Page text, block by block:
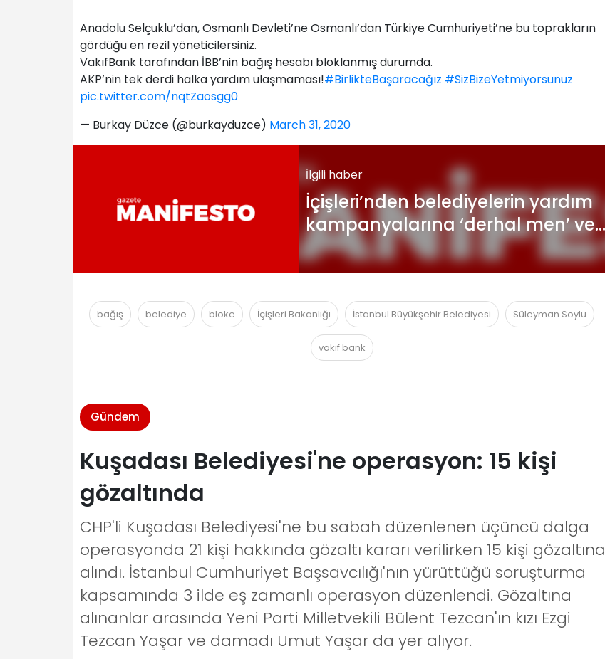
Anadolu Selçuklu’dan, Osmanlı Devleti’ne Osmanlı’dan Türkiye Cumhuriyeti’ne bu toprakların
gördüğü en rezil yöneticilersiniz.
VakıfBank tarafından İBB’nin bağış hesabı bloklanmış durumda.
AKP’nin tek derdi halka yardım ulaşmaması!#BirlikteBaşaracağız #SizBizeYetmiyorsunuz
pic.twitter.com/nqtZaosgg0
— Burkay Düzce (@burkayduzce) March 31, 2020
İlgili haber
İçişleri’nden belediyelerin yardım
kampanyalarına ‘derhal men’ ve
kovuşturma tehdidi
bağış belediye bloke İçişleri Bakanlığı İstanbul Büyükşehir Belediyesi Süleyman Soylu
vakıf bank
Gündem
Kuşadası Belediyesi'ne operasyon: 15 kişi
gözaltında
CHP'li Kuşadası Belediyesi'ne bu sabah düzenlenen üçüncü dalga
operasyonda 21 kişi hakkında gözaltı kararı verilirken 15 kişi gözaltına
alındı. İstanbul Cumhuriyet Başsavcılığı'nın yürüttüğü soruşturma
kapsamında 3 ilde eş zamanlı operasyon düzenlendi. Gözaltına
alınanlar arasında Yeni Parti Milletvekili Bülent Tezcan'ın kızı Ezgi
Tezcan Yaşar ve damadı Umut Yaşar da yer alıyor.